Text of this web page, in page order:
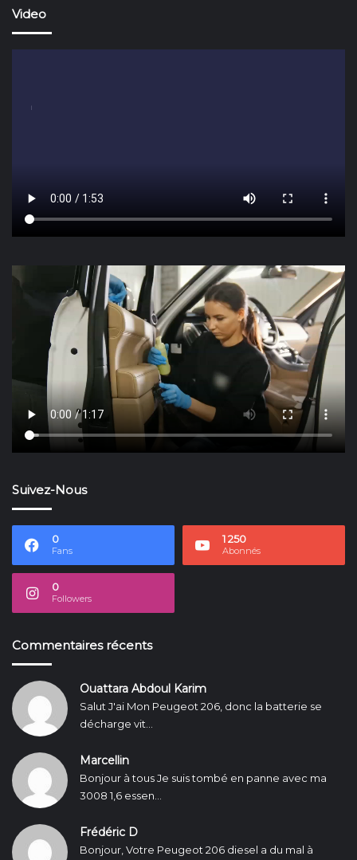
conducteurs d’en face.
véhicule au garage lorsqu’il est nécessaire ! 🚗
Pour plus d’actualités rendez-vous surActuauto.fr
Video
Suivez-Nous
0
Fans
1 250
Abonnés
0
Followers
Commentaires récents
Ouattara Abdoul Karim
Salut J'ai Mon Peugeot 206, donc la batterie se
décharge vit...
Marcellin
Bonjour à tous Je suis tombé en panne avec ma
3008 1,6 essen...
Frédéric D
Bonjour, Votre Peugeot 206 diesel a du mal à